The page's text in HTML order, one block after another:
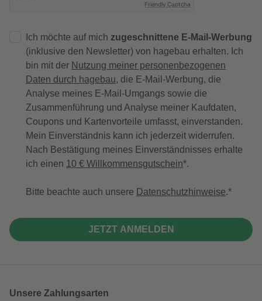
Friendly Captcha
Ich möchte auf mich zugeschnittene E-Mail-Werbung
(inklusive den Newsletter) von hagebau erhalten. Ich
bin mit der Nutzung meiner personenbezogenen
Daten durch hagebau, die E-Mail-Werbung, die
Analyse meines E-Mail-Umgangs sowie die
Zusammenführung und Analyse meiner Kaufdaten,
Coupons und Kartenvorteile umfasst, einverstanden.
Mein Einverständnis kann ich jederzeit widerrufen.
Nach Bestätigung meines Einverständnisses erhalte
ich einen 10 € Willkommensgutschein*.
Bitte beachte auch unsere Datenschutzhinweise.
JETZT ANMELDEN
Unsere Zahlungsarten